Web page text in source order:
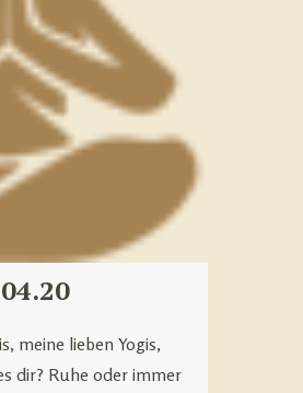
meine lieben Yogis,
dir? Ruhe oder immer